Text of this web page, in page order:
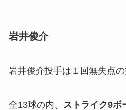
岩井俊介
岩井俊介投手は１回無失点の
全13球の内、 ストライク9ボ